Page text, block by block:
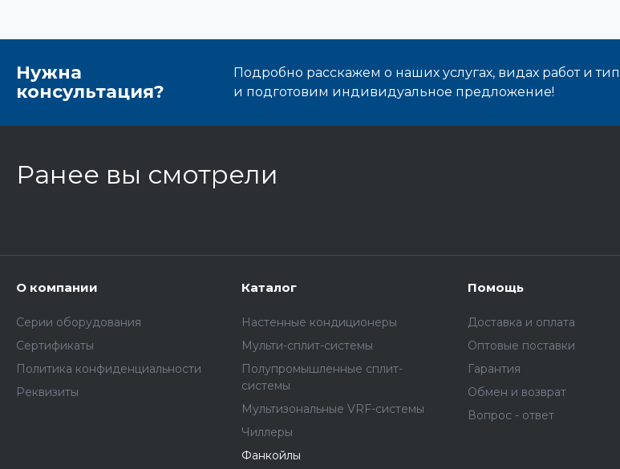
Нужна
консультация?
Подробно расскажем о наших услугах, видах работ и
и подготовим индивидуальное предложение!
Ранее вы смотрели
О компании
Серии оборудования
Сертификаты
Политика конфиденциальности
Реквизиты
Каталог
Настенные кондиционеры
Мульти-сплит-системы
Полупромышленные сплит-
системы
Мультизональные VRF-системы
Чиллеры
Фанкойлы
Помощь
Доставка и оплата
Оптовые поставки
Гарантия
Обмен и возврат
Вопрос - ответ